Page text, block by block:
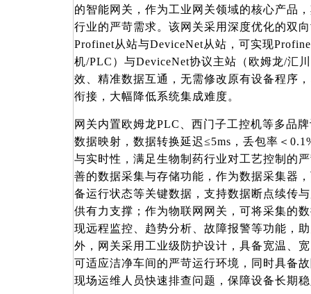
的智能网关，作为工业网关领域的核心产品
行业的严苛需求。该网关采用深度优化的双
Profinet从站与DeviceNet从站，可实现
机/PLC）与DeviceNet协议主站（欧姆龙/汇
效、精准数据互通，无需修改原有设备程序
衔接，大幅降低系统集成难度。
网关内置欧姆龙PLC、西门子工控机等多品
数据映射，数据转换延迟≤5ms，丢包率＜
与实时性，满足生物制药行业对工艺控制的
善的数据采集与存储功能，作为数据采集器
备运行状态等关键数据，支持数据断点续传
供有力支撑；作为物联网网关，可将采集的
现远程监控、趋势分析、故障报警等功能，
外，网关采用工业级防护设计，具备宽温、
可适应洁净车间的严苛运行环境，同时具备
现场运维人员快速排查问题，保障设备长期